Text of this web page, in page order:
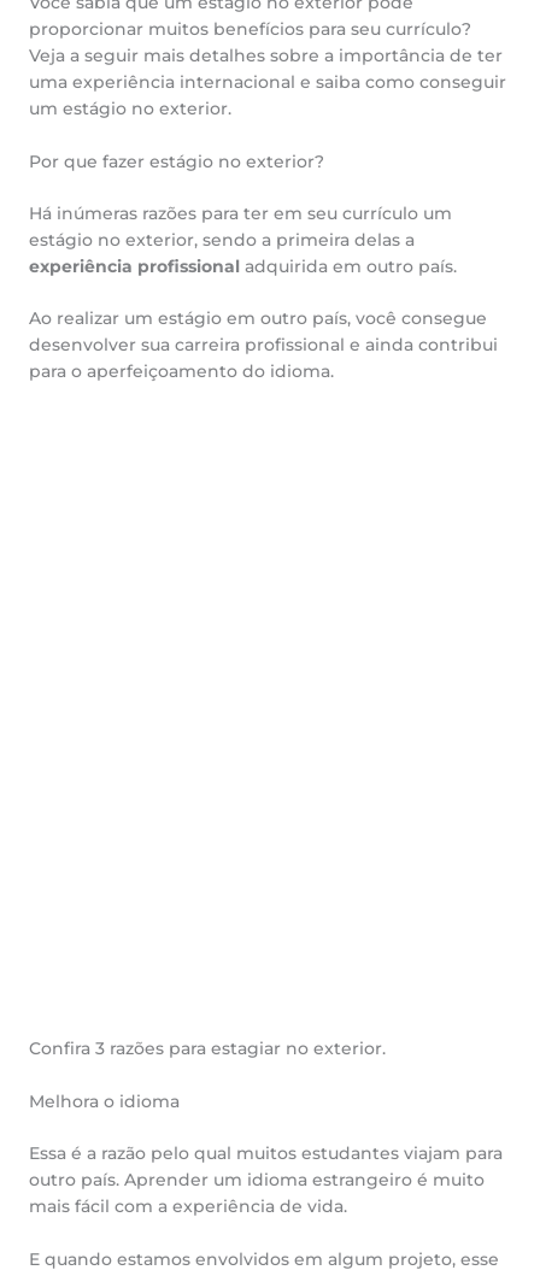
proporcionar muitos benefícios para seu currículo?
Veja a seguir mais detalhes sobre a importância de ter
uma experiência internacional e saiba como conseguir
um estágio no exterior.
Por que fazer estágio no exterior?
Há inúmeras razões para ter em seu currículo um
estágio no exterior, sendo a primeira delas a
experiência profissional adquirida em outro país.
Ao realizar um estágio em outro país, você consegue
desenvolver sua carreira profissional e ainda contribui
para o aperfeiçoamento do idioma.
Confira 3 razões para estagiar no exterior.
Melhora o idioma
Essa é a razão pelo qual muitos estudantes viajam para
outro país. Aprender um idioma estrangeiro é muito
mais fácil com a experiência de vida.
E quando estamos envolvidos em algum projeto, esse